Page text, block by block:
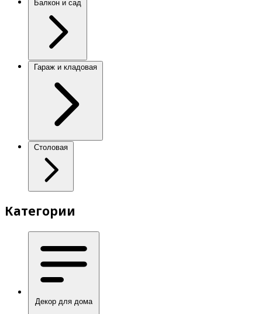
Балкон и сад
Гараж и кладовая
Столовая
Категории
Декор для дома